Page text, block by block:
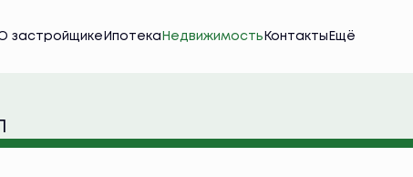
застройщике Ипотека Недвижимость Контакты Ещё
от 46 361 руб./мес.